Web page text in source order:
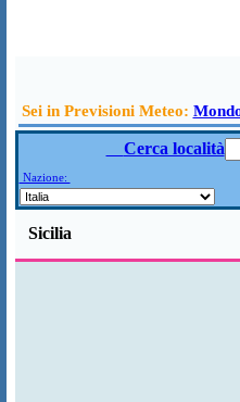
Sei in Previsioni Meteo:
Cerca località
Nazione:
Sicilia